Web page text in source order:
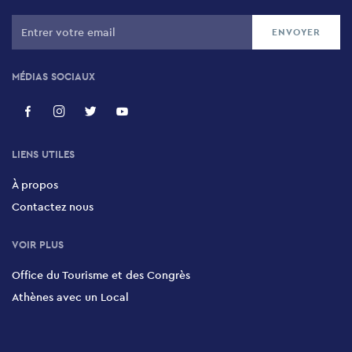
Mentis Passementerie
Le musée Benaki à Pireos 138
Pireos & Andronikou 138, Athens, 118 54
MÉDIAS SOCIAUX
LIENS UTILES
À propos
Contactez nous
VOIR PLUS
Office du Tourisme et des Congrès
Athènes avec un Local